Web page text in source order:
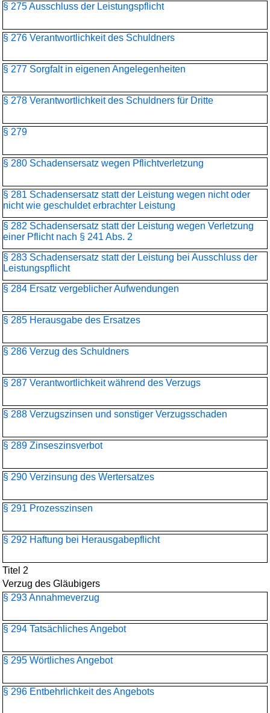
§ 275 Ausschluss der Leistungspflicht
§ 276 Verantwortlichkeit des Schuldners
§ 277 Sorgfalt in eigenen Angelegenheiten
§ 278 Verantwortlichkeit des Schuldners für Dritte
§ 279
§ 280 Schadensersatz wegen Pflichtverletzung
§ 281 Schadensersatz statt der Leistung wegen nicht oder
nicht wie geschuldet erbrachter Leistung
§ 282 Schadensersatz statt der Leistung wegen Verletzung
einer Pflicht nach § 241 Abs. 2
§ 283 Schadensersatz statt der Leistung bei Ausschluss der
Leistungspflicht
§ 284 Ersatz vergeblicher Aufwendungen
§ 285 Herausgabe des Ersatzes
§ 286 Verzug des Schuldners
§ 287 Verantwortlichkeit während des Verzugs
§ 288 Verzugszinsen und sonstiger Verzugsschaden
§ 289 Zinseszinsverbot
§ 290 Verzinsung des Wertersatzes
§ 291 Prozesszinsen
§ 292 Haftung bei Herausgabepflicht
Titel 2
Verzug des Gläubigers
§ 293 Annahmeverzug
§ 294 Tatsächliches Angebot
§ 295 Wörtliches Angebot
§ 296 Entbehrlichkeit des Angebots